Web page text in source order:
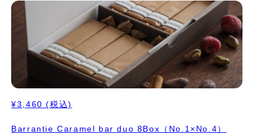
¥3,460 (税込)
Barrantie Caramel bar duo 8Box（No.1×No.4）